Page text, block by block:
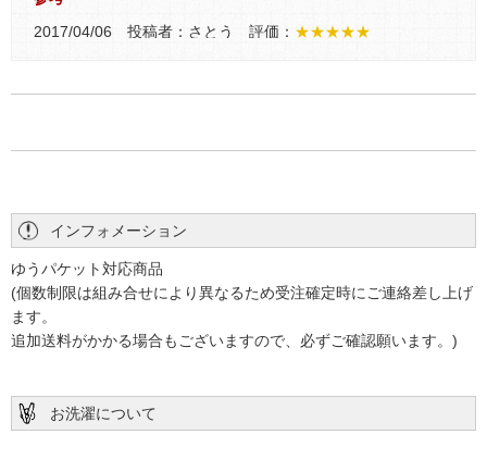
2017/04/06 投稿者：さとう 評価： ★★★★★
初めてだったので助かりました。
実寸の型紙なので、便利そうです。
まだ使ってないですが、すぐ作れそうです。
意外に大きい
できあがりの布ナプキンはショーツに合うようコンパクトで
すが、折って使うこちらは大きいです。丁寧に作る時間がな
インフォメーション
ゆうパケット対応商品
(個数制限は組み合せにより異なるため受注確定時にご連絡差し上げ
ます。
追加送料がかかる場合もございますので、必ずご確認願います。)
お洗濯について